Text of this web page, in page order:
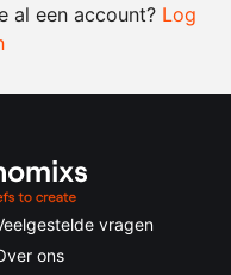
al een account? Log
vragen
ons